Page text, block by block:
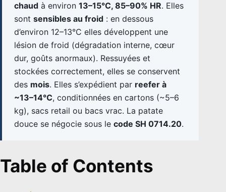
chaud à environ 13–15°C, 85–90% HR. Elles
sont sensibles au froid : en dessous
d’environ 12–13°C elles développent une
lésion de froid (dégradation interne, cœur
dur, goûts anormaux). Ressuyées et
stockées correctement, elles se conservent
des mois. Elles s’expédient par reefer à
~13–14°C, conditionnées en cartons (~5–6
kg), sacs retail ou bacs vrac. La patate
douce se négocie sous le code SH 0714.20.
Table of Contents